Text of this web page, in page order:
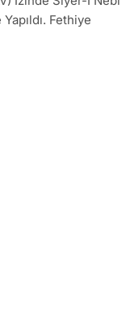
Yapıldı. Fethiye